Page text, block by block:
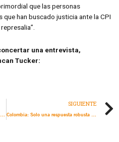
que las personas
han buscado justicia ante la CPI
una entrevista,
Tucker:
SIGUIENTE